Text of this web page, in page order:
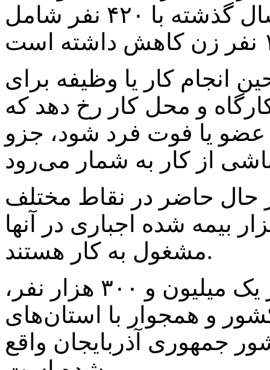
آمار اعلامی در مدت مشابه سال گذشته با ۴۲۰ نفر شامل
انجام کار یا وظیفه برای
و محل کار رخ دهد که
یا فوت فرد شود، جزو
۵۰۰ کارگاه در حال حاضر در نقاط مختلف
اردبیل فعال بوده و ۱۱۶ هزار بیمه شده اجباری در آنها
مشغول به کار هستند.
استان اردبیل با جمعیت افزون بر یک میلیون و ۳۰۰ هزار نفر،
و همجوار با استان‌های
جمهوری آذربایجان واقع